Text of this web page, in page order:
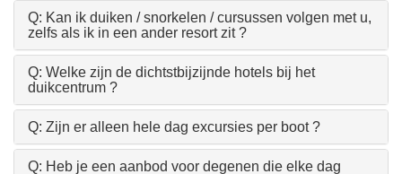
Q: Kan ik duiken / snorkelen / cursussen volgen met u,
zelfs als ik in een ander resort zit ?
Q: Welke zijn de dichtstbijzijnde hotels bij het
duikcentrum ?
Q: Zijn er alleen hele dag excursies per boot ?
Q: Heb je een aanbod voor degenen die elke dag